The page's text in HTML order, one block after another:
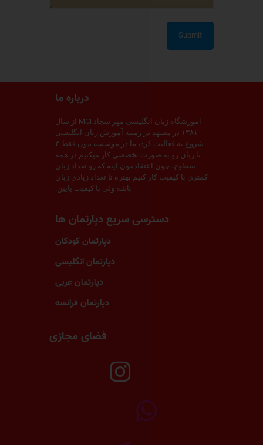
درباره ما
آموزشگاه زبان انگلیسی مهر سجاد MCI از سال
۱۳۸۱ در مشهد در زمینه آموزش زبان انگلیسی
شروع به فعالیت کرد، ما در موسسه مون فقط ۳
تا زبان رو به صورت تخصصی کار میکنیم در همه
سطوح، چون اعتقادمون اینه که رو تعداد زبان
کمتری با کیفیت کار کنیم بهتره تا تعداد زیادی زبان
باشه ولی با کیفیت پایین.
دسترسی سریع دپارتمان ها
دپارتمان کودکان
دپارتمان انگلیسی
دپارتمان عربی
دپارتمان فرانسه
فضای مجازی